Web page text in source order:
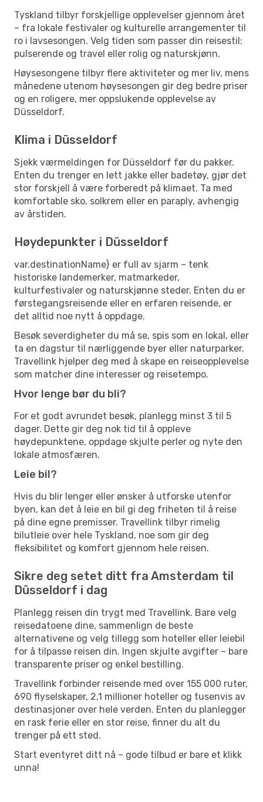
Tyskland tilbyr forskjellige opplevelser gjennom året
– fra lokale festivaler og kulturelle arrangementer til
ro i lavsesongen. Velg tiden som passer din reisestil:
pulserende og travel eller rolig og naturskjønn.
Høysesongene tilbyr flere aktiviteter og mer liv, mens
månedene utenom høysesongen gir deg bedre priser
og en roligere, mer oppslukende opplevelse av
Düsseldorf.
Klima i Düsseldorf
Sjekk værmeldingen for Düsseldorf før du pakker.
Enten du trenger en lett jakke eller badetøy, gjør det
stor forskjell å være forberedt på klimaet. Ta med
komfortable sko, solkrem eller en paraply, avhengig
av årstiden.
Høydepunkter i Düsseldorf
var.destinationName} er full av sjarm – tenk
historiske landemerker, matmarkeder,
kulturfestivaler og naturskjønne steder. Enten du er
førstegangsreisende eller en erfaren reisende, er
det alltid noe nytt å oppdage.
Besøk severdigheter du må se, spis som en lokal, eller
ta en dagstur til nærliggende byer eller naturparker.
Travellink hjelper deg med å skape en reiseopplevelse
som matcher dine interesser og reisetempo.
Hvor lenge bør du bli?
For et godt avrundet besøk, planlegg minst 3 til 5
dager. Dette gir deg nok tid til å oppleve
høydepunktene, oppdage skjulte perler og nyte den
lokale atmosfæren.
Leie bil?
Hvis du blir lenger eller ønsker å utforske utenfor
byen, kan det å leie en bil gi deg friheten til å reise
på dine egne premisser. Travellink tilbyr rimelig
bilutleie over hele Tyskland, noe som gir deg
fleksibilitet og komfort gjennom hele reisen.
Sikre deg setet ditt fra Amsterdam til
Düsseldorf i dag
Planlegg reisen din trygt med Travellink. Bare velg
reisedatoene dine, sammenlign de beste
alternativene og velg tillegg som hoteller eller leiebil
for å tilpasse reisen din. Ingen skjulte avgifter – bare
transparente priser og enkel bestilling.
Travellink forbinder reisende med over 155 000 ruter,
690 flyselskaper, 2,1 millioner hoteller og tusenvis av
destinasjoner over hele verden. Enten du planlegger
en rask ferie eller en stor reise, finner du alt du
trenger på ett sted.
Start eventyret ditt nå – gode tilbud er bare et klikk
unna!